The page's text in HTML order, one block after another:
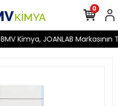
BMV Kimya, JOANLAB
0